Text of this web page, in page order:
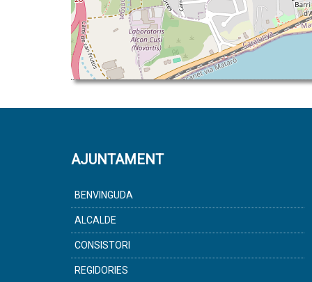
AJUNTAMENT
BENVINGUDA
ALCALDE
CONSISTORI
REGIDORIES